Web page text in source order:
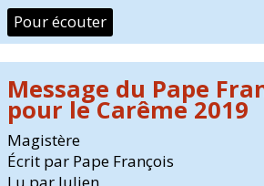
Pour écouter
Message du Pape
pour le Carême 2019
Magistère
Écrit par Pape François